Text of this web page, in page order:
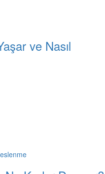
ve Nasıl